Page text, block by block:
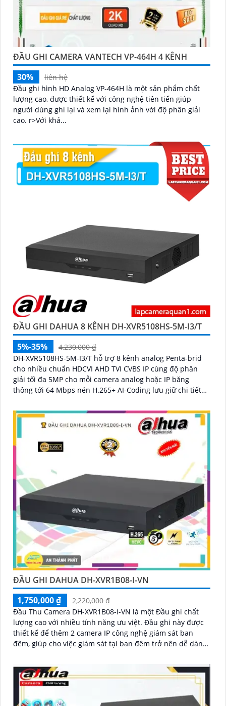
ĐẦU GHI CAMERA VANTECH VP-464H 4 KÊNH
30%
liên hệ
Đầu ghi hình HD Analog VP-464H là một sản phẩm chất
lượng cao, được thiết kế với công nghệ tiên tiến giúp
người dùng ghi lại và xem lại hình ảnh với độ phân giải
cao. r>Với khả...
ĐẦU GHI DAHUA 8 KÊNH DH-XVR5108HS-5M-I3/T
5%-35%
4,230,000 ₫
DH-XVR5108HS-5M-I3/T hỗ trợ 8 kênh analog Penta-brid
cho nhiều chuẩn HDCVI AHD TVI CVBS IP cùng độ phân
giải tối đa 5MP cho mỗi camera analog hoặc IP băng
thông tới 64 Mbps nén H.265+ AI-Coding lưu giữ chi tiết
ĐẦU GHI DAHUA DH-XVR1B08-I-VN
1,750,000 ₫
2,220,000 ₫
Đầu Thu Camera DH-XVR1B08-I-VN là một Đầu ghi chất
lượng cao với nhiều tính năng ưu việt. Đầu ghi này được
thiết kế để thêm 2 camera IP công nghệ giám sát ban
đêm, giúp cho việc giám sát tại ban đêm trở nên dễ dàng